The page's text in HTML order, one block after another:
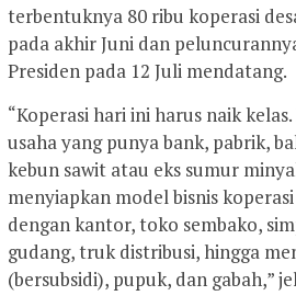
terbentuknya 80 ribu koperasi
pada akhir Juni dan
Presiden pada 12 Juli mendatang.
“Koperasi hari ini harus naik
usaha yang punya bank, pabrik,
kebun sawit atau eks sumur
menyiapkan model bisnis
dengan kantor, toko sembako,
gudang, truk distribusi, hingga
(bersubsidi), pupuk, dan gabah,”